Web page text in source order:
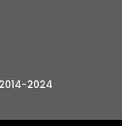
2024